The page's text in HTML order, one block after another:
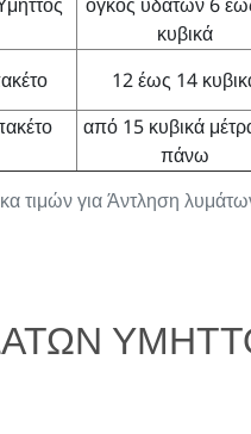
τιμών για Άντληση
κυβικά
12 έως 14
από 15 κυβικά
πάνω